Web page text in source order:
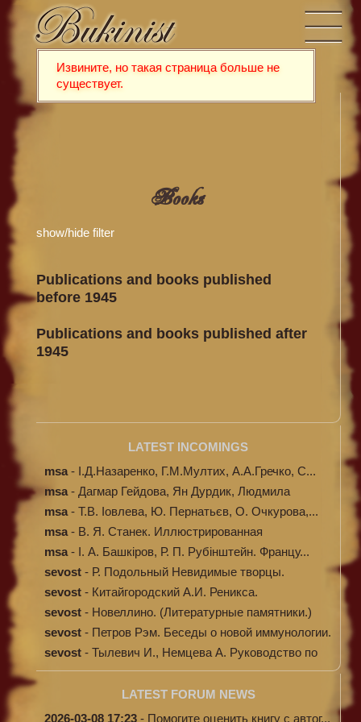
Извините, но такая страница больше не
существует.
Books
show/hide filter
Publications and books published
before 1945
Publications and books published after
1945
LATEST INCOMINGS
msa - І.Д.Назаренко, Г.М.Мултих, А.А.Гречко, С...
msa - Дагмар Гейдова, Ян Дурдик, Людмила
Кибал...
msa - Т.В. Іовлева, Ю. Пернатьєв, О. Очкурова,...
msa - В. Я. Станек. Иллюстрированная
энциклопе...
msa - І. А. Башкіров, Р. П. Рубінштейн. Францу...
sevost - Р. Подольный Невидимые творцы.
sevost - Китайгородский А.И. Реникса.
sevost - Новеллино. (Литературные памятники.)
sevost - Петров Рэм. Беседы о новой иммунологии.
sevost - Тылевич И., Немцева А. Руководство по
ме...
LATEST FORUM NEWS
2026-03-08 17:23 - Помогите оценить книгу с автог...